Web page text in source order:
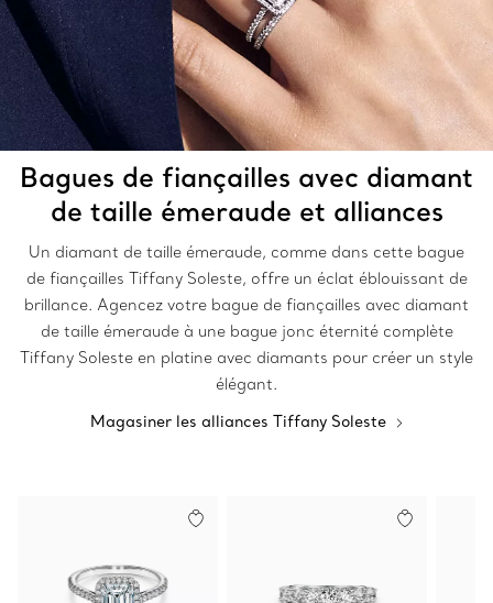
Bagues de fiançailles avec diamant
de taille émeraude et alliances
Un diamant de taille émeraude, comme dans cette bague
de fiançailles Tiffany Soleste, offre un éclat éblouissant de
brillance. Agencez votre bague de fiançailles avec diamant
de taille émeraude à une bague jonc éternité complète
Tiffany Soleste en platine avec diamants pour créer un style
élégant.
Magasiner les alliances Tiffany Soleste